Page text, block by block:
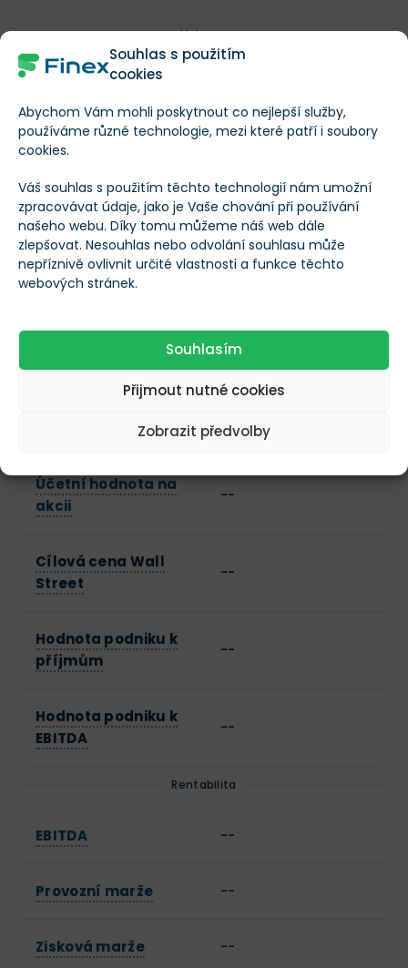
Souhlas s použitím
cookies
Abychom Vám mohli poskytnout co nejlepší služby,
používáme různé technologie, mezi které patří i soubory
cookies.
Váš souhlas s použitím těchto technologií nám umožní
zpracovávat údaje, jako je Vaše chování při používání
našeho webu. Díky tomu můžeme náš web dále
zlepšovat. Nesouhlas nebo odvolání souhlasu může
nepříznivě ovlivnit určité vlastnosti a funkce těchto
webových stránek.
Souhlasím
Přijmout nutné cookies
Zobrazit předvolby
Valuace
Tržní kapitalizace
EV (Hodnota
P/B (Cena k účetní
hodnotě)
--
P/E (Cena k zisku)
příjmům)
--
Účetní hodnota na
akcii
--
Cílová cena Wall
Street
--
Hodnota podniku k
příjmům
--
Hodnota podniku k
EBITDA
--
Rentabilita
EBITDA --
Provozní marže --
Zisková marže --